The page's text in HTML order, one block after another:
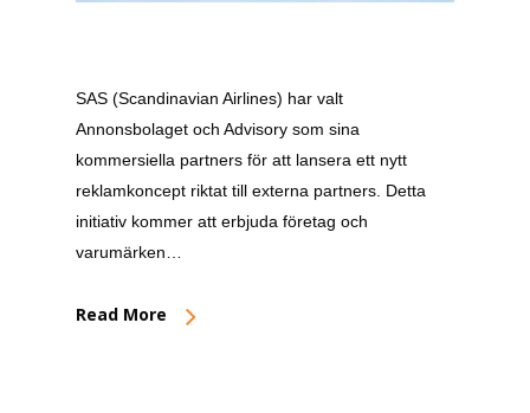
SAS (Scandinavian Airlines) har valt
Annonsbolaget och Advisory som sina
kommersiella partners för att lansera ett nytt
reklamkoncept riktat till externa partners. Detta
initiativ kommer att erbjuda företag och
varumärken…
Read More